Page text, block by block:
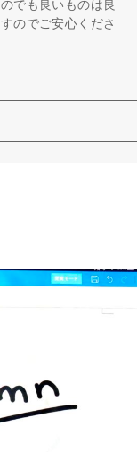
のでご安心くださ